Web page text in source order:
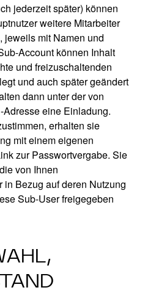
jederzeit später) können
weitere Mitarbeiter
jeweils mit Namen und
Account können Inhalt
und freizuschaltenden
und auch später geändert
dann unter der von
eine Einladung.
erhalten sie
mit einem eigenen
zur Passwortvergabe. Sie
von Ihnen
Bezug auf deren Nutzung
Sub-User freigegeben